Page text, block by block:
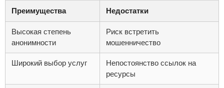
Преимущества
Недостатки
Высокая степень
анонимности
Риск встретить
мошенничество
Широкий выбор услуг
Непостоянство ссылок на
ресурсы